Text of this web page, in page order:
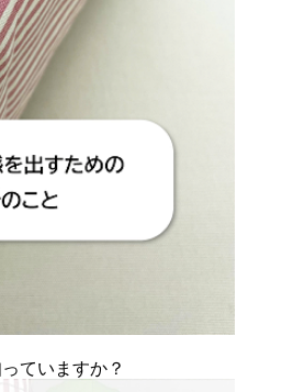
ていますか？